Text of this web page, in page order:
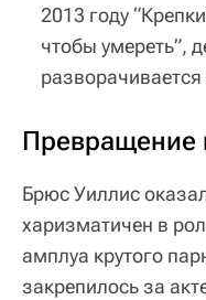
2013 году
чтобы умереть”,
Превращение
Брюс Уиллис
харизматичен в
амплуа крутого
закрепилось за